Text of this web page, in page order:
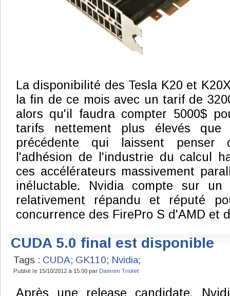
La disponibilité des Tesla K20 et
la fin de ce mois avec un tarif de
alors qu'il faudra compter 5000$
tarifs nettement plus élevés
précédente qui laissent penser
l'adhésion de l'industrie du calcul
ces accélérateurs massivement
inéluctable. Nvidia compte sur un
relativement répandu et réputé
concurrence des FirePro S d'AMD et
CUDA 5.0 final est disponible
Tags : CUDA; GK110; Nvidia;
Publié le 15/10/2012 à 15:00 par Damien Triolet
Après une release candidate,